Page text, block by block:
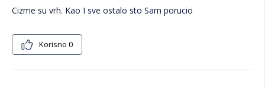
Cizme su vrh. Kao I sve ostalo sto Sam porucio
Korisno 0